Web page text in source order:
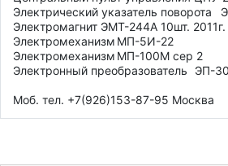
Электрический указатель поворота	ЭУП-53К
Электромагнит ЭМТ-244А 10шт. 2011г.
Электромеханизм	МП-5И-22
Электромеханизм	МП-100М сер 2
Электронный преобразователь	ЭП-309Т
Моб. тел. +7(926)153-87-95 Москва